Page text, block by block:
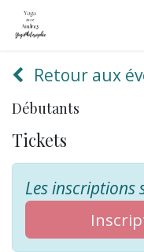
Retour aux
Débutants
Tickets
Les inscriptions